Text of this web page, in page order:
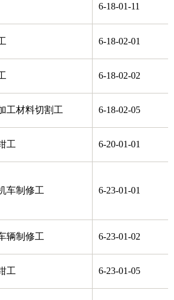
6-18-01-11
6-18-02-01
6-18-02-02
工材料切割工 6-18-02-05
工 6-20-01-01
车制修工 6-23-01-01
辆制修工 6-23-01-02
工 6-23-01-05